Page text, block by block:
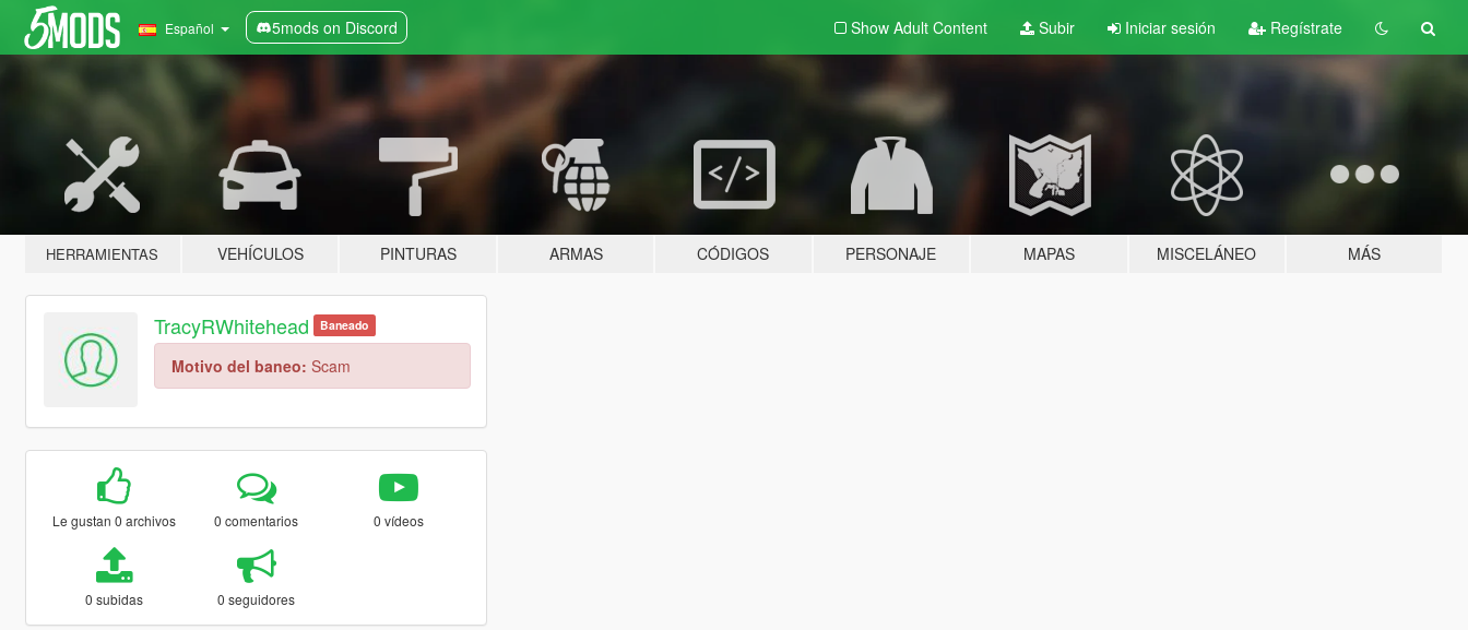
Español 5mods on Discord Show Adult Content Subir Iniciar sesión Regístrate
HERRAMIENTAS VEHÍCULOS PINTURAS ARMAS CÓDIGOS PERSONAJE MAPAS MISCELÁNEO MÁS
TracyRWhitehead Baneado
Motivo del baneo: Scam
Le gustan 0 archivos 0 comentarios 0 vídeos
0 subidas 0 seguidores